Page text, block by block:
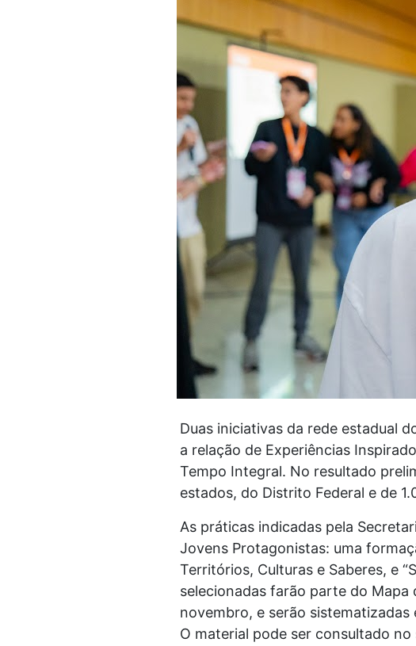
Duas iniciativas da rede estadual
a relação de Experiências
Tempo Integral. No resultado
estados, do Distrito Federal e de
As práticas indicadas pela
Jovens Protagonistas: uma
Territórios, Culturas e Saberes, e
selecionadas farão parte do
novembro, e serão
O material pode ser consultado no